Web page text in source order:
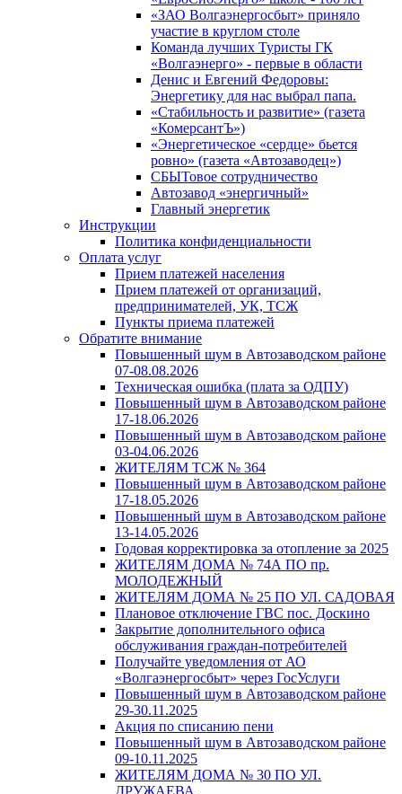
«ЗАО Волгаэнергосбыт» приняло
участие в круглом столе
Команда лучших Туристы ГК
«Волгаэнерго» - первые в области
Денис и Евгений Федоровы:
Энергетику для нас выбрал папа.
«Стабильность и развитие» (газета
«КомерсантЪ»)
«Энергетическое «сердце» бьется
ровно» (газета «Автозаводец»)
СБЫТовое сотрудничество
Автозавод «энергичный»
Главный энергетик
Инструкции
Политика конфиденциальности
Оплата услуг
Прием платежей населения
Прием платежей от организаций,
предпринимателей, УК, ТСЖ
Пункты приема платежей
Обратите внимание
Повышенный шум в Автозаводском районе
07-08.08.2026
Техническая ошибка (плата за ОДПУ)
Повышенный шум в Автозаводском районе
17-18.06.2026
Повышенный шум в Автозаводском районе
03-04.06.2026
ЖИТЕЛЯМ ТСЖ № 364
Повышенный шум в Автозаводском районе
17-18.05.2026
Повышенный шум в Автозаводском районе
13-14.05.2026
Годовая корректировка за отопление за 2025
ЖИТЕЛЯМ ДОМА № 74А ПО пр.
МОЛОДЕЖНЫЙ
ЖИТЕЛЯМ ДОМА № 25 ПО УЛ. САДОВАЯ
Плановое отключение ГВС пос. Доскино
Закрытие дополнительного офиса
обслуживания граждан-потребителей
Получайте уведомления от АО
«Волгаэнергосбыт» через ГосУслуги
Повышенный шум в Автозаводском районе
29-30.11.2025
Акция по списанию пени
Повышенный шум в Автозаводском районе
09-10.11.2025
ЖИТЕЛЯМ ДОМА № 30 ПО УЛ.